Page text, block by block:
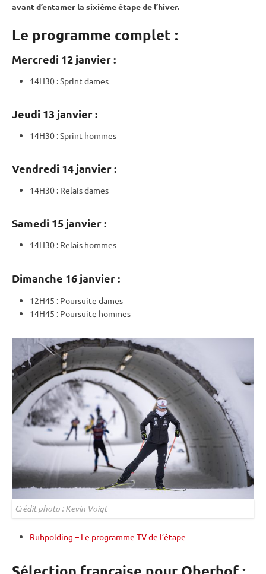
avant d’entamer la sixième étape de l’hiver.
Le programme complet :
Mercredi 12 janvier :
14H30 :Sprint dames
Jeudi 13 janvier :
14H30 :Sprint hommes
Vendredi 14 janvier :
14H30 : Relaisdames
Samedi 15 janvier :
14H30 : Relais hommes
Dimanche 16 janvier :
12H45 : Poursuite dames
14H45 : Poursuite hommes
Crédit photo : Kevin Voigt
Ruhpolding – Le programme TV de l’étape